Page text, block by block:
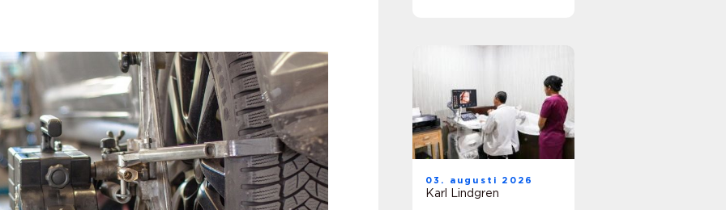
03. augusti 2026
Karl Lindgren